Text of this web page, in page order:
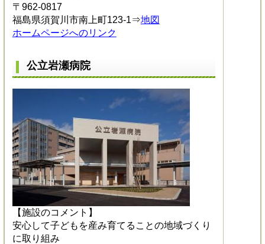
〒962-0817
福島県須賀川市南上町123-1⇒地図
ホームページへのリンク
公立岩瀬病院
【施設のコメント】
安心して子どもを産み育てることの地域づくり
に取り組み